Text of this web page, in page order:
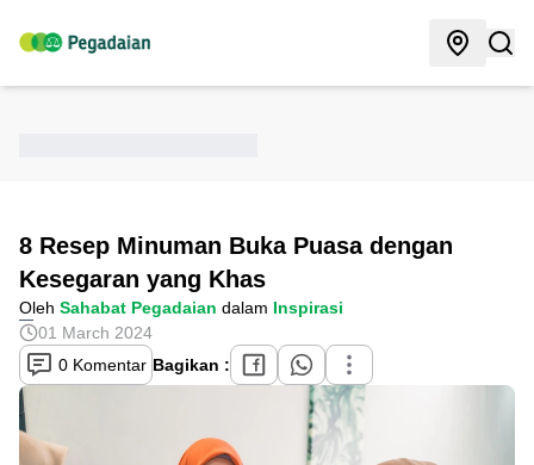
8 Resep Minuman Buka Puasa dengan
Kesegaran yang Khas
Oleh Sahabat Pegadaian dalam Inspirasi
01 March 2024
0 Komentar Bagikan :